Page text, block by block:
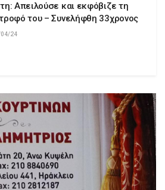
Απειλούσε και εκφόβιζε τη
του – Συνελήφθη 33χρονος
24